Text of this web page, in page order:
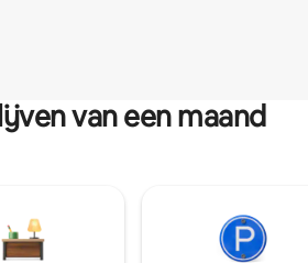
van een maand